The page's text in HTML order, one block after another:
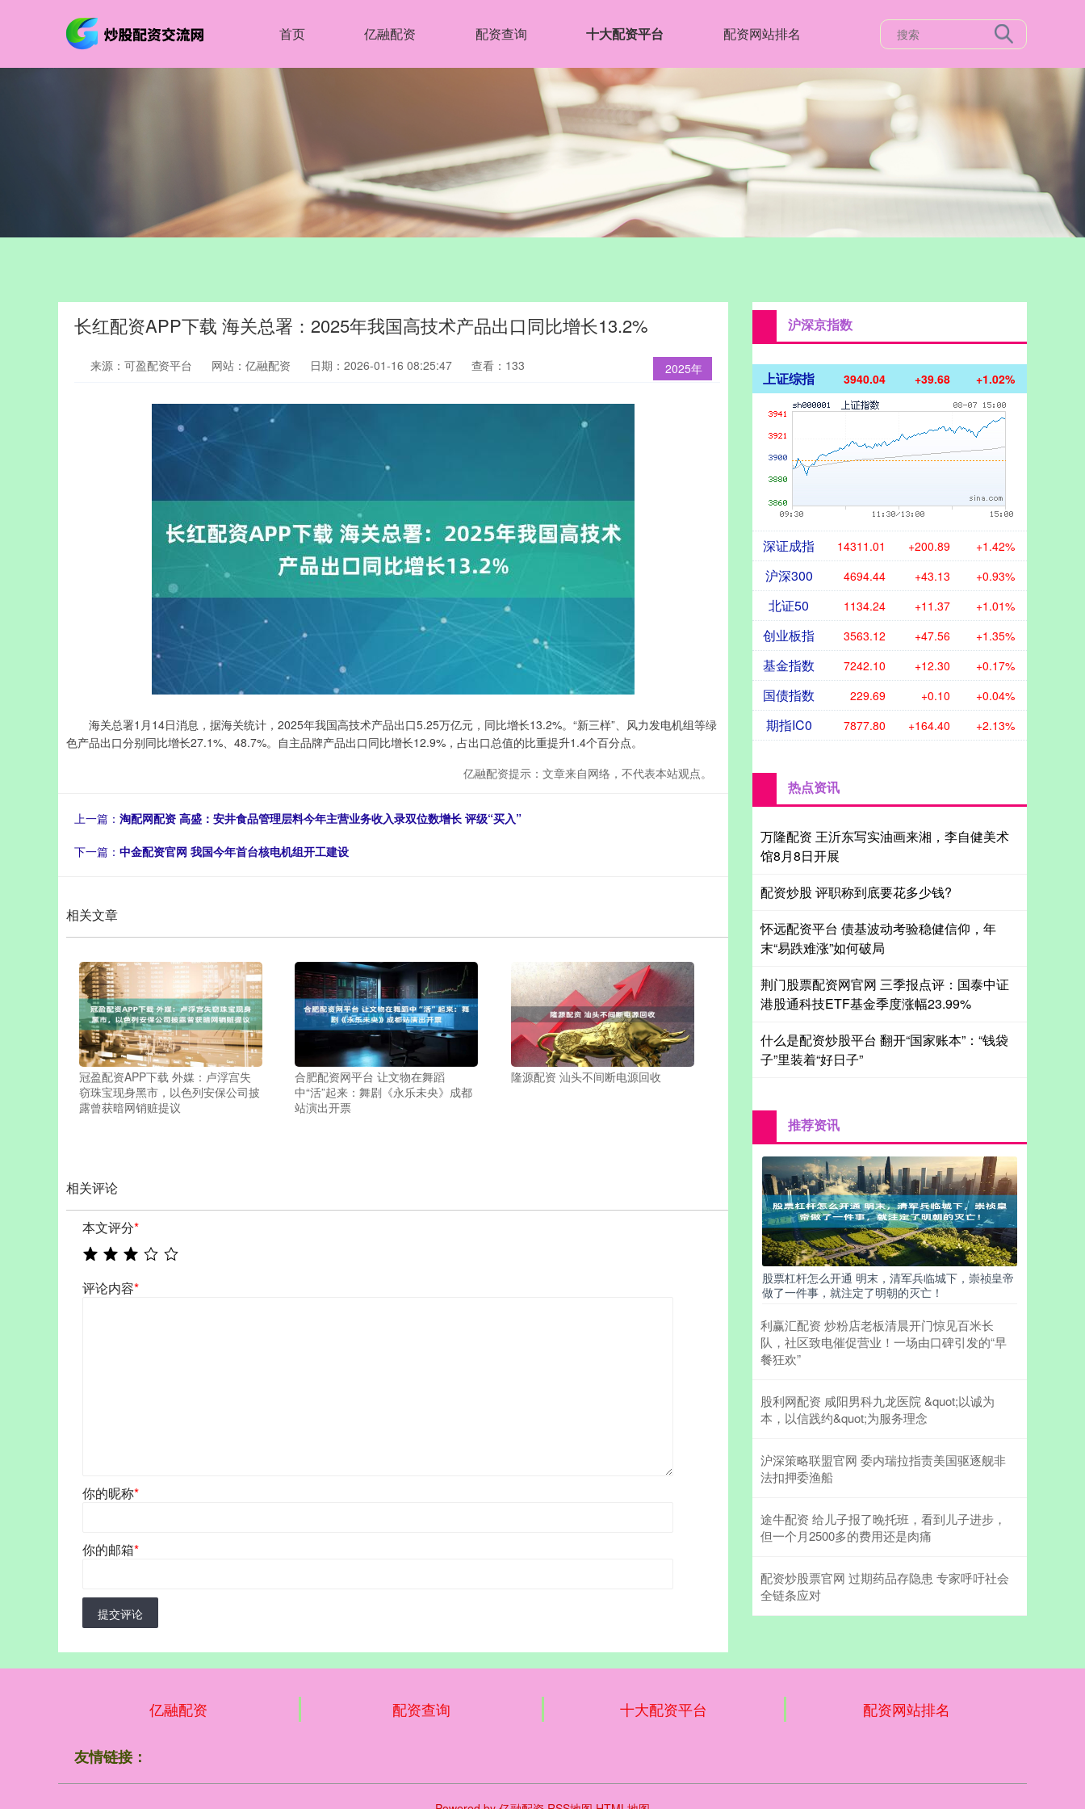
首页 亿融配资 配资查询 十大配资平台 配资网站排名
长红配资APP下载 海关总署：2025年我国高技术产品出口同比增长13.2%
2025年
来源：可盈配资平台 网站：亿融配资 日期：2026-01-16 08:25:47 查看：133
海关总署1月14日消息，据海关统计，2025年我国高技术产品出口5.25万亿元，同比增长13.2%。“新三样”、风力发电机组等绿
色产品出口分别同比增长27.1%、48.7%。自主品牌产品出口同比增长12.9%，占出口总值的比重提升1.4个百分点。
亿融配资提示：文章来自网络，不代表本站观点。
上一篇： 淘配网配资 高盛：安井食品管理层料今年主营业务收入录双位数增长 评级“买入”
下一篇： 中金配资官网 我国今年首台核电机组开工建设
相关文章
冠盈配资APP下载 外媒：卢浮宫失
窃珠宝现身黑市，以色列安保公司披
露曾获暗网销赃提议
合肥配资网平台 让文物在舞蹈
中“活”起来：舞剧《永乐未央》成都
站演出开票
隆源配资 汕头不间断电源回收
相关评论
本文评分*
评论内容*
你的昵称*
你的邮箱*
提交评论
沪深京指数
上证综指 3940.04 +39.68 +1.02%
深证成指 14311.01 +200.89 +1.42%
沪深300 4694.44 +43.13 +0.93%
北证50 1134.24 +11.37 +1.01%
创业板指 3563.12 +47.56 +1.35%
基金指数 7242.10 +12.30 +0.17%
国债指数 229.69 +0.10 +0.04%
期指IC0 7877.80 +164.40 +2.13%
热点资讯
万隆配资 王沂东写实油画来湘，李自健美术
馆8月8日开展
配资炒股 评职称到底要花多少钱?
怀远配资平台 债基波动考验稳健信仰，年
末“易跌难涨”如何破局
荆门股票配资网官网 三季报点评：国泰中证
港股通科技ETF基金季度涨幅23.99%
什么是配资炒股平台 翻开“国家账本”：“钱袋
子”里装着“好日子”
推荐资讯
股票杠杆怎么开通 明末，清军兵临城下，崇祯皇帝
做了一件事，就注定了明朝的灭亡！
利赢汇配资 炒粉店老板清晨开门惊见百米长
队，社区致电催促营业！一场由口碑引发的“早
餐狂欢”
股利网配资 咸阳男科九龙医院 &quot;以诚为
本，以信践约&quot;为服务理念
沪深策略联盟官网 委内瑞拉指责美国驱逐舰非
法扣押委渔船
途牛配资 给儿子报了晚托班，看到儿子进步，
但一个月2500多的费用还是肉痛
配资炒股票官网 过期药品存隐患 专家呼吁社会
全链条应对
亿融配资 配资查询 十大配资平台 配资网站排名
友情链接：